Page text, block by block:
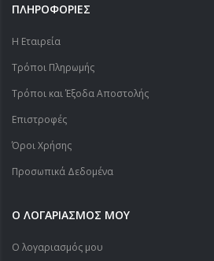
ΠΛΗΡΟΦΟΡΙΕΣ
Η Εταιρεία
Τρόποι Πληρωμής
Τρόποι και Έξοδα Αποστολής
Επιστροφές
Όροι Χρήσης
Προσωπικά Δεδομένα
Ο ΛΟΓΑΡΙΑΣΜΟΣ ΜΟΥ
Ο λογαριασμός μου